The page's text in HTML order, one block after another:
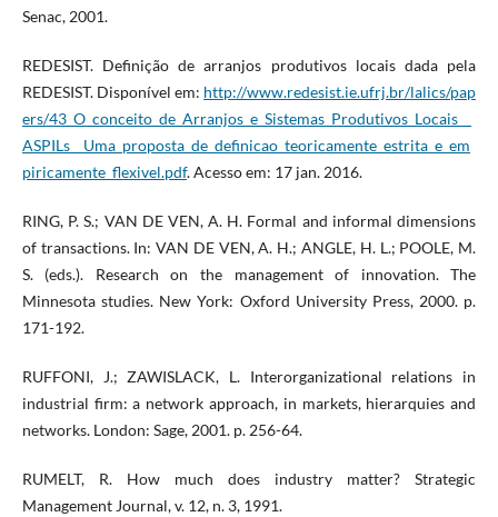
Senac, 2001.
REDESIST. Definição de arranjos produtivos locais dada pela
REDESIST. Disponível em: http://www.redesist.ie.ufrj.br/lalics/pap
ers/43_O_conceito_de_Arranjos_e_Sistemas_Produtivos_Locais__
ASPILs__Uma_proposta_de_definicao_teoricamente_estrita_e_em
piricamente_flexivel.pdf. Acesso em: 17 jan. 2016.
RING, P. S.; VAN DE VEN, A. H. Formal and informal dimensions
of transactions. In: VAN DE VEN, A. H.; ANGLE, H. L.; POOLE, M.
S. (eds.). Research on the management of innovation. The
Minnesota studies. New York: Oxford University Press, 2000. p.
171-192.
RUFFONI, J.; ZAWISLACK, L. Interorganizational relations in
industrial firm: a network approach, in markets, hierarquies and
networks. London: Sage, 2001. p. 256-64.
RUMELT, R. How much does industry matter? Strategic
Management Journal, v. 12, n. 3, 1991.